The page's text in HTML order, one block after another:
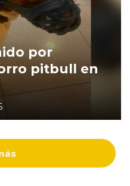
por
pitbull en